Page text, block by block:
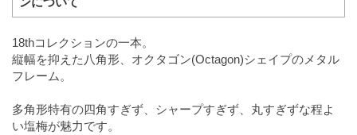
18thコレクションの一本。
縦幅を抑えた八角形、オクタゴン(Octagon)シェイプのメタル
フレーム。
多角形特有の四角すぎず、シャープすぎず、丸すぎずな程よ
い塩梅が魅力です。